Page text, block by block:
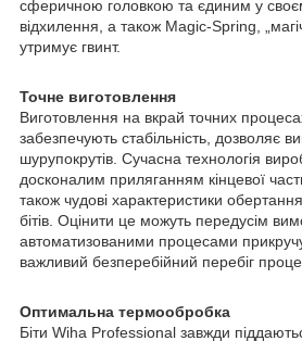
сферичною головкою та єдиним у
відхилення, а також Magic-Spring,
утримує гвинт.
Точне виготовлення
Виготовлення на вкрай точних
забезпечують стабільність, дозволяє
шурупокрутів. Сучасна технологія
досконалим приляганням кінцевої
також чудові характеристики
бітів. Оцінити це можуть передусім
автоматизованими процесами
важливий безперебійний перебіг
Оптимальна термообробка
Біти Wiha Professional завжди